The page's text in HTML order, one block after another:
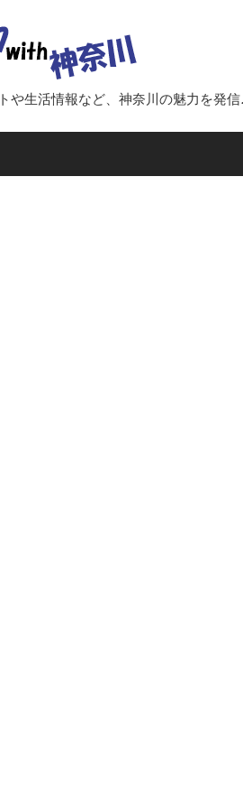
イ
フ
や生活情報など、神奈川の魅力を発信